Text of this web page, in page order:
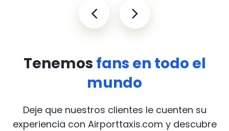
Tenemos fans en todo el
mundo
Deje que nuestros clientes le cuenten su
experiencia con Airporttaxis.com y descubre